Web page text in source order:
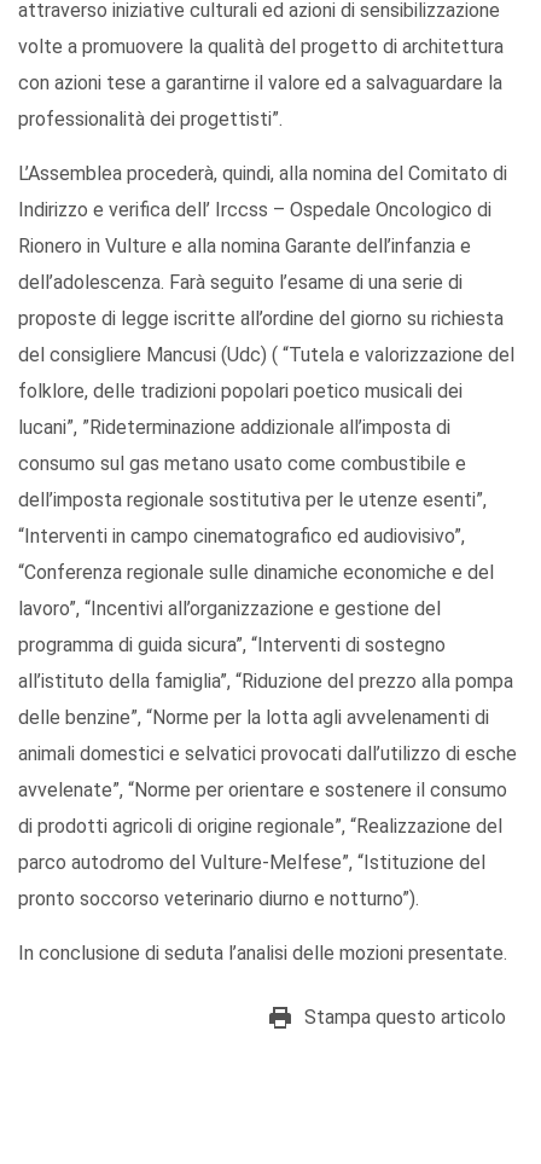
attraverso iniziative culturali ed azioni di sensibilizzazione
volte a promuovere la qualità del progetto di architettura
con azioni tese a garantirne il valore ed a salvaguardare la
professionalità dei progettisti”.
L’Assemblea procederà, quindi, alla nomina del Comitato di
Indirizzo e verifica dell’ Irccss – Ospedale Oncologico di
Rionero in Vulture e alla nomina Garante dell’infanzia e
dell’adolescenza. Farà seguito l’esame di una serie di
proposte di legge iscritte all’ordine del giorno su richiesta
del consigliere Mancusi (Udc) ( “Tutela e valorizzazione del
folklore, delle tradizioni popolari poetico musicali dei
lucani”, ”Rideterminazione addizionale all’imposta di
consumo sul gas metano usato come combustibile e
dell’imposta regionale sostitutiva per le utenze esenti”,
“Interventi in campo cinematografico ed audiovisivo”,
“Conferenza regionale sulle dinamiche economiche e del
lavoro”, “Incentivi all’organizzazione e gestione del
programma di guida sicura”, “Interventi di sostegno
all’istituto della famiglia”, “Riduzione del prezzo alla pompa
delle benzine”, “Norme per la lotta agli avvelenamenti di
animali domestici e selvatici provocati dall’utilizzo di esche
avvelenate”, “Norme per orientare e sostenere il consumo
di prodotti agricoli di origine regionale”, “Realizzazione del
parco autodromo del Vulture-Melfese”, “Istituzione del
pronto soccorso veterinario diurno e notturno”).
In conclusione di seduta l’analisi delle mozioni presentate.
Stampa questo articolo